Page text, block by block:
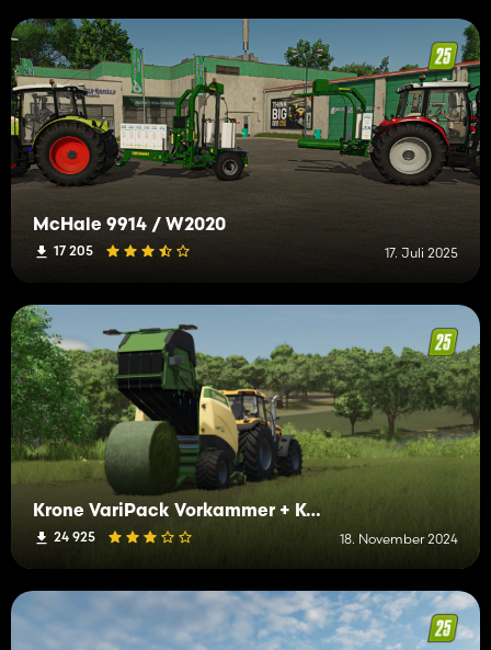
McHale 9914 / W2020
17 205 17. Juli 2025
Krone VariPack Vorkammer + Kuhn SW (SCHNELLES WICKELN)
24 925 18. November 2024